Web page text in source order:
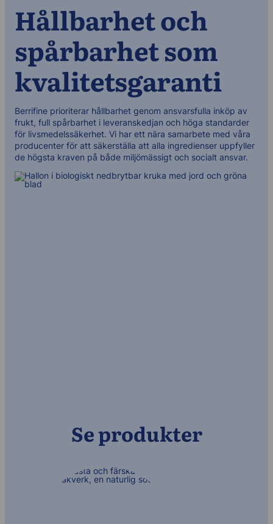
Hållbarhet och
spårbarhet som
kvalitetsgaranti
Berrifine prioriterar hållbarhet genom ansvarsfulla inköp av
frukt, full spårbarhet i leveranskedjan och höga standarder
för livsmedelssäkerhet. Vi har ett nära samarbete med våra
producenter för att säkerställa att alla ingredienser uppfyller
de högsta kraven på både miljömässigt och socialt ansvar.
Se produkter